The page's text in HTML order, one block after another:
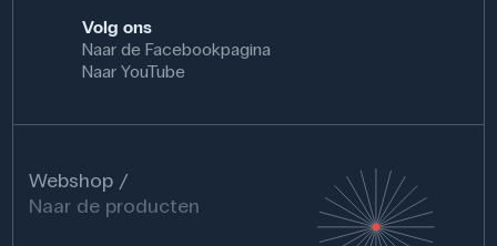
Volg ons
Naar de Facebookpagina
Naar YouTube
Webshop
Naar de producten